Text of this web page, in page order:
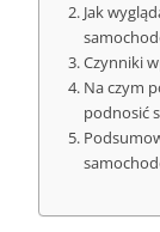
Jak
Czynniki
Na czym
podnosić